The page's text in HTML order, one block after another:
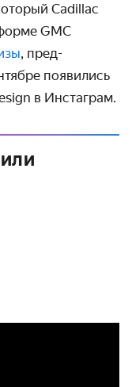
Cadillac
GMC
, пред­
появились
в Инстаграм.